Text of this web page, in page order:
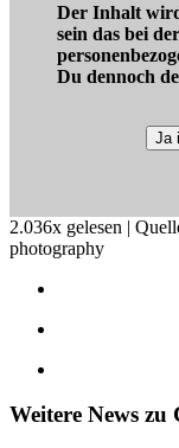
Der Inhalt
sein das bei
Du dennoch
Ja
2.036x gelesen |
photography
Weitere News